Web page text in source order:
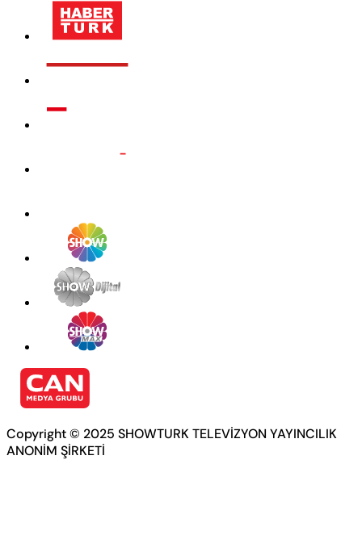
Copyright © 2025 SHOWTURK TELEVİZYON YAYINCILIK
ANONİM ŞİRKETİ